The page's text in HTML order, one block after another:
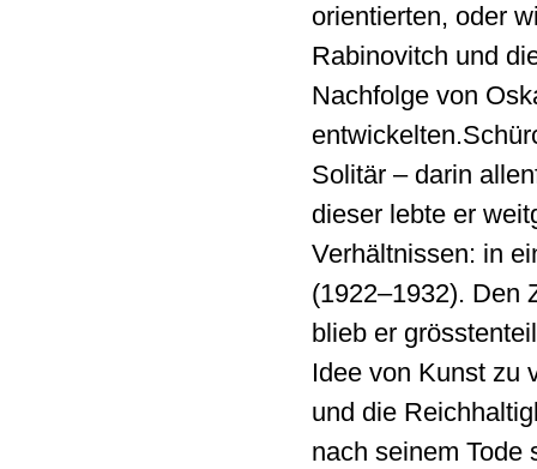
orientierten, oder
Rabinovitch und
Nachfolge von
Solitär – darin
dieser lebte er
Verhältnissen: in
(1922–1932). Den
blieb er
Idee von Kunst zu
und die
nach seinem Tode